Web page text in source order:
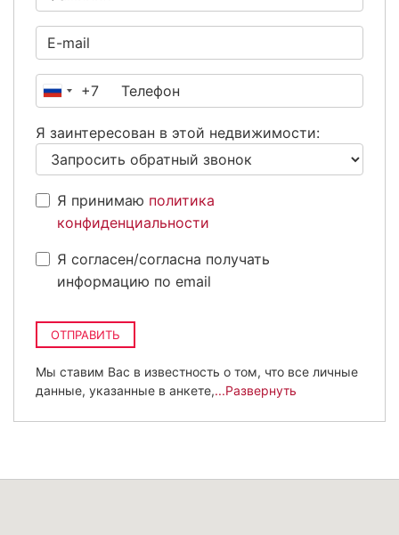
Россия
+7
Я заинтересован в этой недвижимости:
Я принимаю политика
конфиденциальности
Я согласен/согласна получать
информацию по email
ОТПРАВИТЬ
Мы ставим Вас в известность о том, что все личные
данные, указанные в анкете,...Развернуть